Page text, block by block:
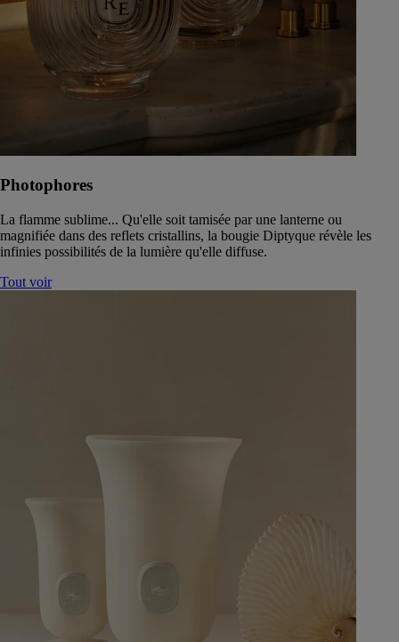
Photophores
La flamme sublime... Qu'elle soit tamisée par une lanterne ou
magnifiée dans des reflets cristallins, la bougie Diptyque révèle les
infinies possibilités de la lumière qu'elle diffuse.
Tout voir